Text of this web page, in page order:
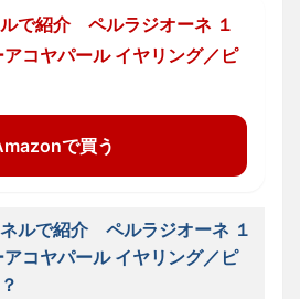
で紹介 ペルラジオーネ １
コヤパール イヤリング／ピ
で買う
ネルで紹介 ペルラジオーネ １
コヤパール イヤリング／ピ